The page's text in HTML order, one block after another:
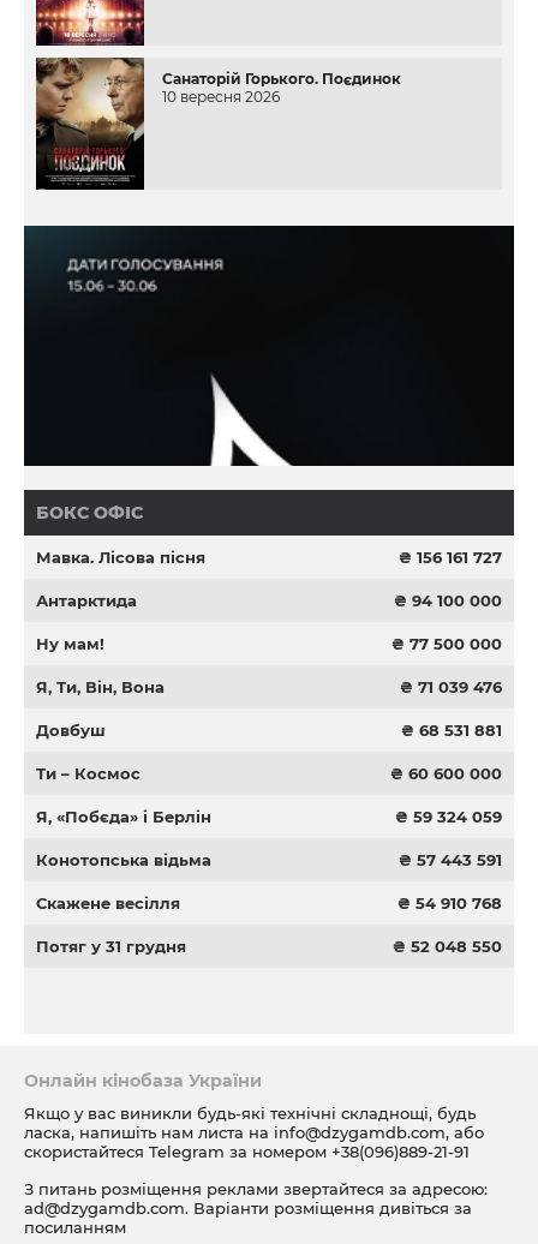
Санаторій Горького. Поєдинок
10 вересня 2026
БОКС ОФІС
Мавка. Лісова пісня ₴ 156 161 727
Антарктида ₴ 94 100 000
Ну мам! ₴ 77 500 000
Я, Ти, Він, Вона ₴ 71 039 476
Довбуш ₴ 68 531 881
Ти – Космос ₴ 60 600 000
Я, «Побєда» і Берлін ₴ 59 324 059
Конотопська відьма ₴ 57 443 591
Скажене весілля ₴ 54 910 768
Потяг у 31 грудня ₴ 52 048 550
Онлайн кінобаза України
Якщо у вас виникли будь-які технічні складнощі, будь
ласка, напишіть нам листа на info@dzygamdb.com, або
скористайтеся Telegram за номером +38(096)889-21-91
З питань розміщення реклами звертайтеся за адресою:
ad@dzygamdb.com. Варіанти розміщення дивіться за
посиланням